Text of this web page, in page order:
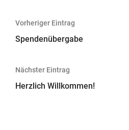
Beitragsnavigation
Vorheriger Eintrag
Spendenübergabe
Nächster Eintrag
Herzlich Willkommen!